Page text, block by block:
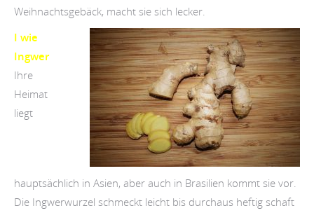
Weihnachtsgebäck, macht sie sich lecker.
I wie
Ingwer
Ihre
Heimat
liegt
hauptsächlich in Asien, aber auch in Brasilien kommt sie vor.
Die Ingwerwurzel schmeckt leicht bis durchaus heftig schaft